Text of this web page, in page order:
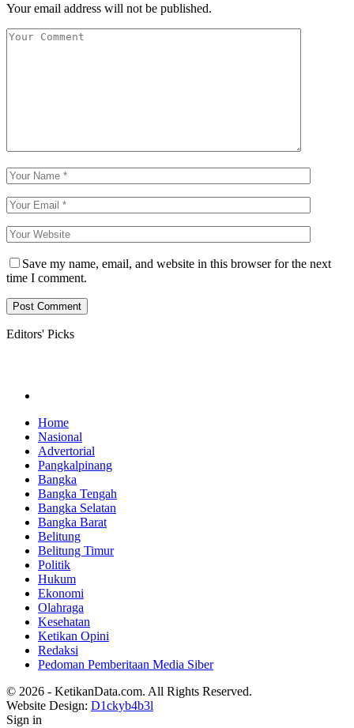
Your email address will not be published.
Save my name, email, and website in this browser for the next
time I comment.
Editors' Picks
Home
Nasional
Advertorial
Pangkalpinang
Bangka
Bangka Tengah
Bangka Selatan
Bangka Barat
Belitung
Belitung Timur
Politik
Hukum
Ekonomi
Olahraga
Kesehatan
Ketikan Opini
Redaksi
Pedoman Pemberitaan Media Siber
© 2026 - KetikanData.com. All Rights Reserved.
Website Design: D1ckyb4b3l
Sign in